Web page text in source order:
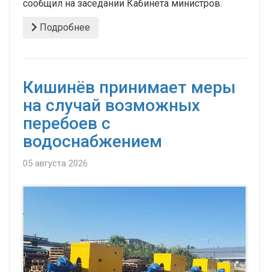
сообщил на заседании Кабинета министров.
Подробнее
Кишинёв принимает меры
на случай возможных
перебоев с
водоснабжением
05 августа 2026